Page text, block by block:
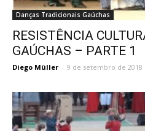
Danças Tradicionais Gaúchas
RESISTÊNCIA
GAÚCHAS – PARTE 1
Diego Müller - 9 de setembro de 2018